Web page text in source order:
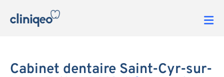
Cabinet dentaire Saint-Cyr-sur-